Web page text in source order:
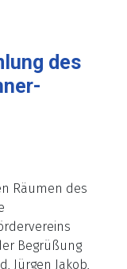
des
Räumen des
Begrüßung
Jürgen Jakob,